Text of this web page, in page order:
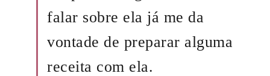
falar sobre ela já me da
vontade de preparar alguma
receita com ela.